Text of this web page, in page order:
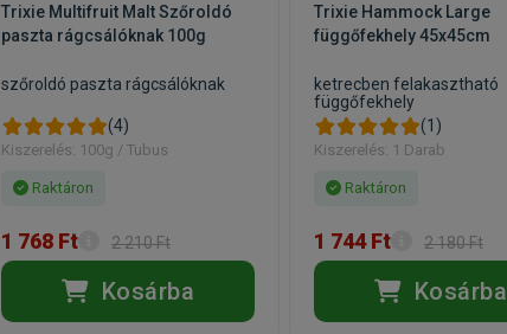
Trixie Multifruit Malt Szőroldó
paszta rágcsálóknak 100g
szőroldó paszta rágcsálóknak
(4)
Kiszerelés: 100g / Tubus
Raktáron
1 768 Ft 2 210 Ft
Kosárba
Trixie Hammock Large
függőfekhely 45x45cm
ketrecben felakasztható
függőfekhely
(1)
Kiszerelés: 1 Darab
Raktáron
1 744 Ft 2 180 Ft
Kosárba